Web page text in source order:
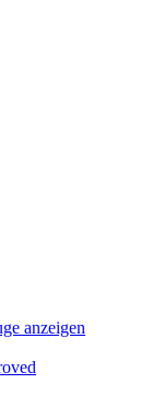
anzeigen